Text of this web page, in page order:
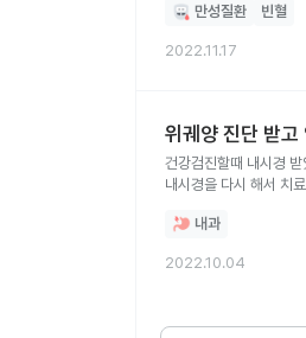
만성질환 빈혈
2022.11.17
위궤양 진단 받고
건강검진할때 내시경
내시경을 다시 해서 치
내과
2022.10.04